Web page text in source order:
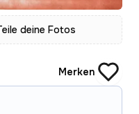
deine Fotos
Merken